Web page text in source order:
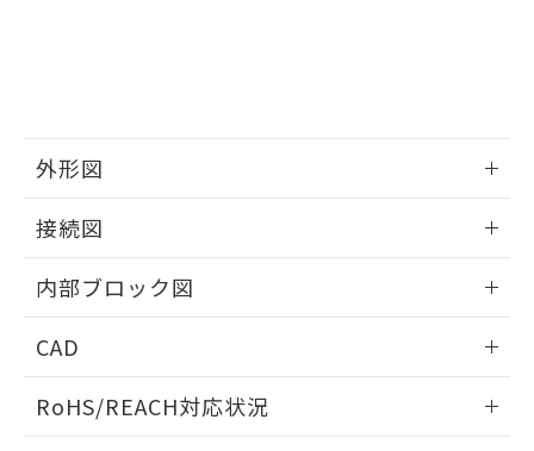
外形図
接続図
内部ブロック図
CAD
ドすることができます。
RoHS/REACH対応状況